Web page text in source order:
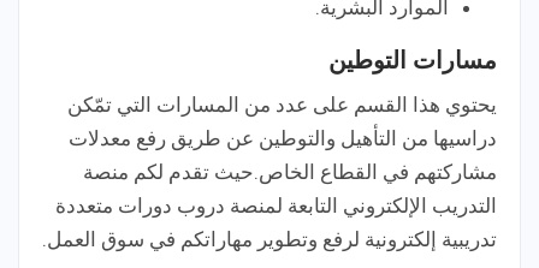
الموارد البشرية.
مسارات التوطين
يحتوي هذا القسم على عدد من المسارات التي تمّكن
دراسيها من التأهيل والتوطين عن طريق رفع معدلات
مشاركتهم في القطاع الخاص.حيث تقدم لكم منصة
التدريب الإلكتروني التابعة لمنصة دروب دورات متعددة
تدريبية إلكترونية لرفع وتطوير مهاراتكم في سوق العمل.